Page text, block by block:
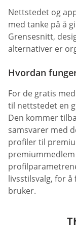
Nettstedet og
med tanke på å
Grensesnitt,
alternativer er
Hvordan
For de gratis
til nettstedet en
Den kommer
samsvarer med
profiler til
livsstilsvalg, for
bruker.